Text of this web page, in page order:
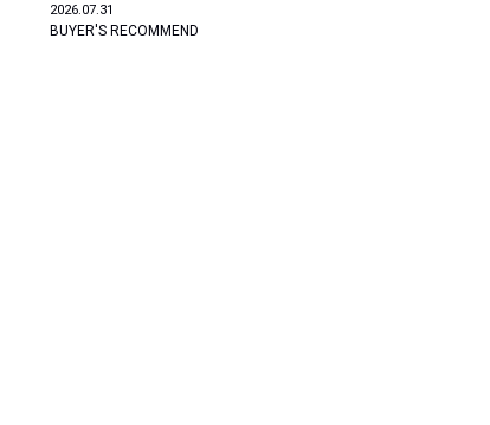
2026.07.31
BUYER'S RECOMMEND